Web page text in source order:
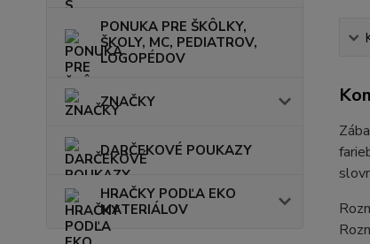
PONUKA PRE ŠKÔLKY,
ŠKOLY, MC, PEDIATROV,
LOGOPÉDOV
ZNAČKY
DARČEKOVÉ POUKAZY
HRAČKY PODĽA EKO
MATERIÁLOV